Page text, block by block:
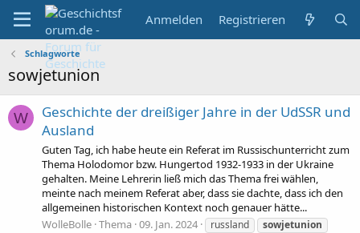
Anmelden Registrieren
Schlagworte
sowjetunion
W
Geschichte der dreißiger Jahre in der UdSSR und
Ausland
Guten Tag, ich habe heute ein Referat im Russischunterricht zum
Thema Holodomor bzw. Hungertod 1932-1933 in der Ukraine
gehalten. Meine Lehrerin ließ mich das Thema frei wählen,
meinte nach meinem Referat aber, dass sie dachte, dass ich den
allgemeinen historischen Kontext noch genauer hätte...
WolleBolle Thema 09. Jan. 2024 russland
sowjetunion